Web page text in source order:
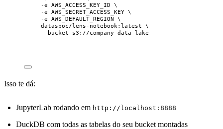
-e AWS_ACCESS_KEY_ID \
-e AWS_SECRET_ACCESS_KEY \
-e AWS_DEFAULT_REGION \
dataspoc/lens-notebook:latest \
--bucket
s3://company-data-lake
Isso te dá:
JupyterLab rodando em http://localhost:8888
DuckDB com todas as tabelas do seu bucket montadas